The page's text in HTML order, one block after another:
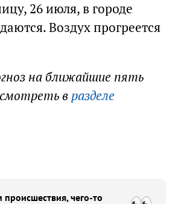
26 июля, в городе
Воздух прогреется
на ближайшие пять
в разделе
происшествия, чего-то